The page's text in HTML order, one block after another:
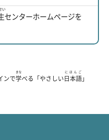
い
センターホームページを
ンで学
まな
べる「やさしい日本語
にほんご
」